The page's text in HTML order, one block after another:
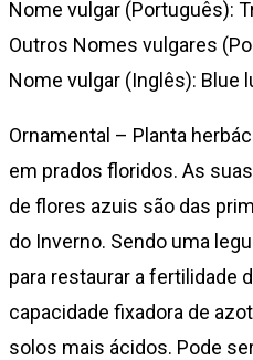
Nome vulgar (Português):
Outros Nomes vulgares
Nome vulgar (Inglês): Blue
Ornamental – Planta
em prados floridos. As
de flores azuis são das
do Inverno. Sendo uma
para restaurar a fertilidade
capacidade fixadora de
solos mais ácidos. Pode